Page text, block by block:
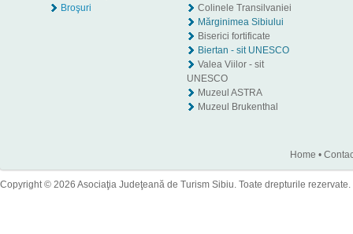
Broşuri
Colinele Transilvaniei
Mărginimea Sibiului
Biserici fortificate
Biertan - sit UNESCO
Valea Viilor - sit
UNESCO
Muzeul ASTRA
Muzeul Brukenthal
Home •
Copyright © 2026 Asociaţia Judeţeană de Turism Sibiu. Toate drepturile rezervate.